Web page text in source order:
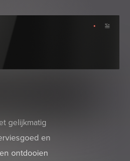
gelijkmatig
en
ontdooien